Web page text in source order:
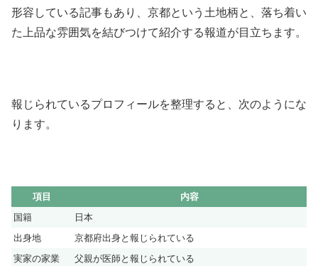
形容している記事もあり、京都という土地柄と、落ち着い
た上品な雰囲気を結びつけて紹介する報道が目立ちます。
報じられているプロフィールを整理すると、次のようにな
ります。
項目
内容
国籍
日本
出身地
京都府出身と報じられている
実家の家業
父親が医師と報じられている